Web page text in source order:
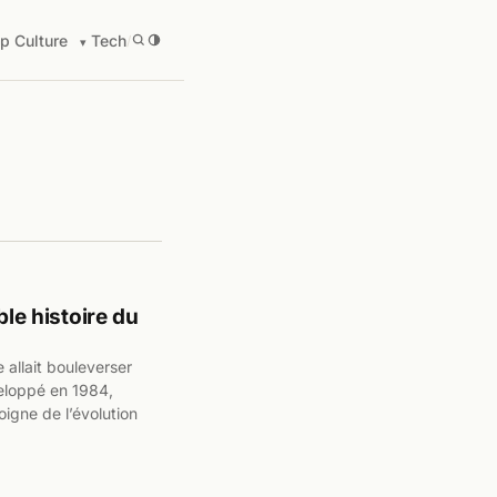
Culture Tech/
histoire du
allait bouleverser
en 1984,
de l’évolution